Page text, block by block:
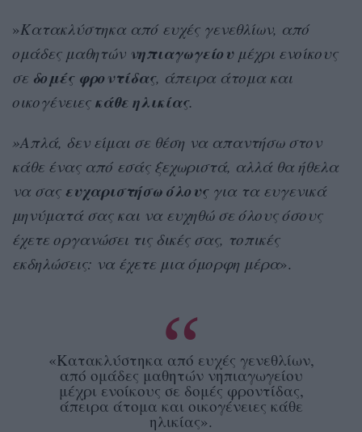
»Κατακλύστηκα από ευχές γενεθλίων, από
ομάδες μαθητών νηπιαγωγείουμέχρι ενοίκους
σε δομές φροντίδας, άπειρα άτομα και
οικογένειες κάθε ηλικίας.
»Απλά, δεν είμαι σε θέση να απαντήσω στον
κάθε ένας από εσάς ξεχωριστά, αλλά θα ήθελα
να σας ευχαριστήσωόλουςγια τα ευγενικά
μηνύματά σας και να ευχηθώ σε όλους όσους
έχετε οργανώσει τις δικές σας, τοπικές
εκδηλώσεις: να έχετε μια όμορφη μέρα».
«Κατακλύστηκα από ευχές γενεθλίων,
από ομάδες μαθητών νηπιαγωγείου
μέχρι ενοίκους σε δομές φροντίδας,
άπειρα άτομα και οικογένειες κάθε
ηλικίας».